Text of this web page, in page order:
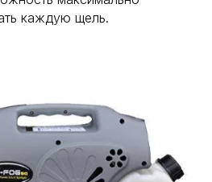
каждую щель.